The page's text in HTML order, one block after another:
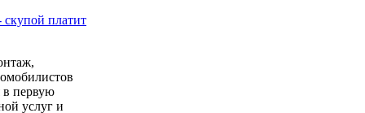
в первую
услуг и